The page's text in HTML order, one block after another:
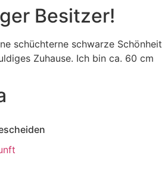
Besitzer!
schüchterne schwarze Schönheit
Zuhause. Ich bin ca. 60 cm